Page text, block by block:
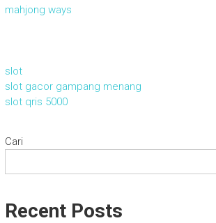
mahjong ways
slot
slot gacor gampang menang
slot qris 5000
Cari
Recent Posts